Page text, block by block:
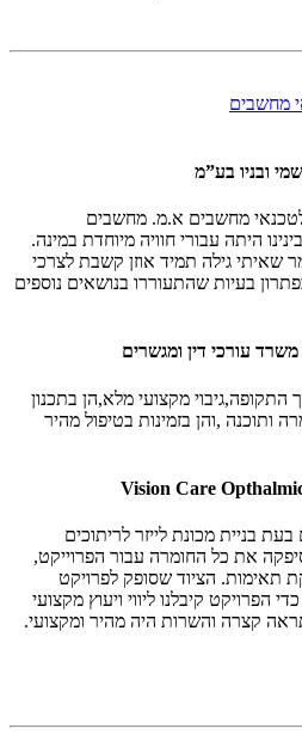
ובניו בע”מ
מחשבים א.מ. מחשבים
היתה עבורי חוויה מיוחדת במינה.
שאיתי גילה תמיד אוזן קשבת לצרכי
בעיות שהתעוררו בנושאים נוספים
עורכי דין ומגשרים
התקופה,גיבוי מקצועי מלא,הן בתכנון
,והן בזמינות בטיפול מהיר
Vision Care
בניית מכונת לייזר לריתוכים
את כל החומרה עבור הפרוייקט,
תאימות. הציוד שסופק לפרויקט
הפרויקט קיבלנו ליווי ויעוץ מקצועי
קצרה והשרות היה מהיר ומקצועי.